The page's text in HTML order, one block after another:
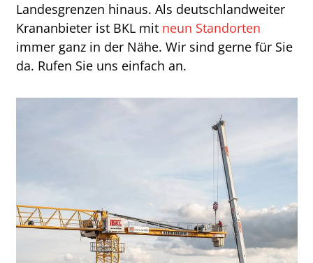
Landesgrenzen hinaus. Als deutschlandweiter
Krananbieter ist BKL mit neun Standorten
immer ganz in der Nähe. Wir sind gerne für Sie
da. Rufen Sie uns einfach an.